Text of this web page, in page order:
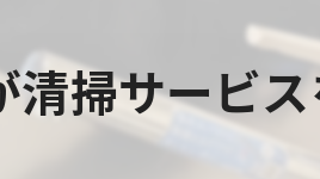
春日部市のハウスクリーニング
草加市のハウスクリーニング
松伏町のハウスクリーニング
清掃サービ